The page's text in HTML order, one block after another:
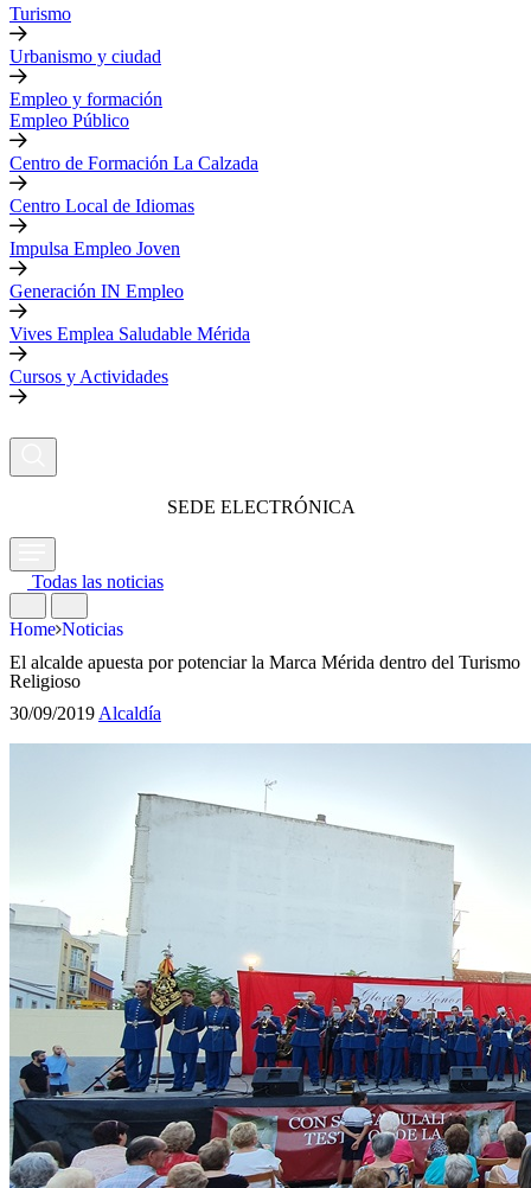
Turismo
Urbanismo y ciudad
Empleo y formación
Empleo Público
Centro de Formación La Calzada
Centro Local de Idiomas
Impulsa Empleo Joven
Generación IN Empleo
Vives Emplea Saludable Mérida
Cursos y Actividades
SEDE ELECTRÓNICA
Todas las noticias
Home Noticias
El alcalde apuesta por potenciar la Marca Mérida dentro del Turismo
Religioso
30/09/2019Alcaldía